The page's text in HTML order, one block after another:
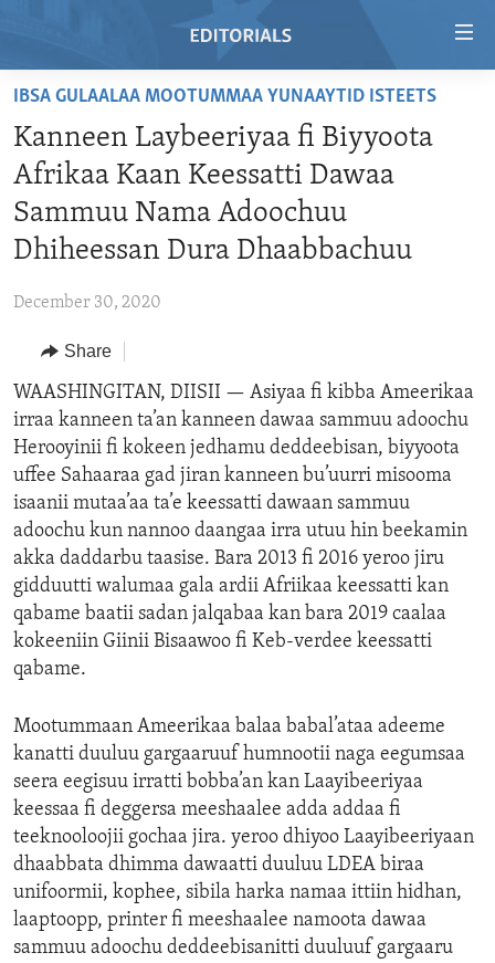
Skip
main
content
Skip
to
main
Skip
Search
VIDEO
RADIO
REGIONS
ASIA
EUROPE
MIDDLE EAST
SECURITY AND DEFENSE
AID AND DEVELOPMENT
DEMOCRACY AND GOVERNANCE
ECONOMY AND TRADE
ENVIRONMENT AND HEALTH
IDEALS AND INSTITUTIONS
ABOUT US
FOLLOW US
IBSA GULAALAA MOOTUMMAA YUNAAYTID ISTEETS
Kanneen Laybeeriyaa fi Biyyoota
Afrikaa Kaan Keessatti Dawaa
Sammuu Nama Adoochuu
Dhiheessan Dura Dhaabbachuu
December 30, 2020
Share
WAASHINGITAN, DIISII — Asiyaa fi kibba Ameerikaa
irraa kanneen ta’an kanneen dawaa sammuu adoochu
Herooyinii fi kokeen jedhamu deddeebisan, biyyoota
uffee Sahaaraa gad jiran kanneen bu’uurri misooma
isaanii mutaa’aa ta’e keessatti dawaan sammuu
adoochu kun nannoo daangaa irra utuu hin beekamin
akka daddarbu taasise. Bara 2013 fi 2016 yeroo jiru
gidduutti walumaa gala ardii Afriikaa keessatti kan
qabame baatii sadan jalqabaa kan bara 2019 caalaa
kokeeniin Giinii Bisaawoo fi Keb-verdee keessatti
qabame.
Mootummaan Ameerikaa balaa babal’ataa adeeme
kanatti duuluu gargaaruuf humnootii naga eegumsaa
seera eegisuu irratti bobba’an kan Laayibeeriyaa
keessaa fi deggersa meeshaalee adda addaa fi
teeknooloojii gochaa jira. yeroo dhiyoo Laayibeeriyaan
dhaabbata dhimma dawaatti duuluu LDEA biraa
unifoormii, kophee, sibila harka namaa ittiin hidhan,
laaptoopp, printer fi meeshaalee namoota dawaa
sammuu adoochu deddeebisanitti duuluuf gargaaru